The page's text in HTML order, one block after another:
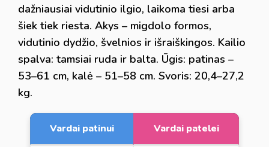
dažniausiai vidutinio ilgio, laikoma tiesi arba
šiek tiek riesta. Akys – migdolo formos,
vidutinio dydžio, švelnios ir išraiškingos. Kailio
spalva: tamsiai ruda ir balta. Ūgis: patinas –
53–61 cm, kalė – 51–58 cm. Svoris: 20,4–27,2
kg.
Vardai patinui Vardai patelei